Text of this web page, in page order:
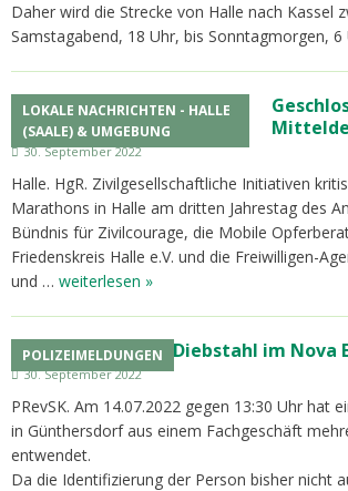
Daher wird die Strecke von Halle nach Kassel
Samstagabend, 18 Uhr, bis Sonntagmorgen,
LOKALE NACHRICHTEN - HALLE
(SAALE) & UMGEBUNG
30. September 2022
Halle. HgR. Zivilgesellschaftliche Initiativen
Marathons in Halle am dritten Jahrestag des
Bündnis für Zivilcourage, die Mobile
Friedenskreis Halle e.V. und die Freiwilligen-
und … weiterlesen »
POLIZEIMELDUNGEN Diebstahl im Nova
30. September 2022
PRevSK. Am 14.07.2022 gegen 13:30 Uhr
in Günthersdorf aus einem Fachgeschäft
entwendet.
Da die Identifizierung der Person bisher nicht